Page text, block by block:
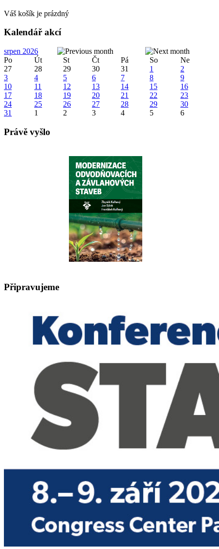
Váš košík je prázdný
Kalendář akcí
srpen 2026
Po
Út St Čt Pá So
Ne
27
28 29 30 31 1
2
3
4 5 6 7 8
9
10
11 12 13 14 15
16
17
18 19 20 21 22
23
24
25 26 27 28 29
30
31
1 2 3 4 5 6
Právě vyšlo
Připravujeme